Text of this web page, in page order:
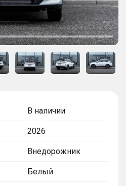
В наличии
2026
Внедорожник
Белый